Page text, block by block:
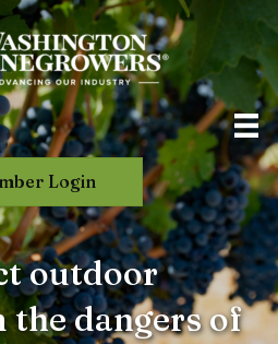
Login
outdoor
dangers of